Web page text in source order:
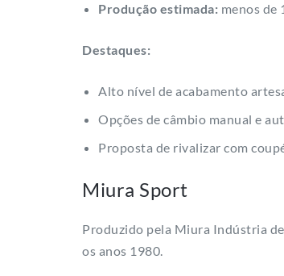
Produção estimada: menos de
Destaques:
Alto nível de acabamento
Opções de câmbio manual e
Proposta de rivalizar com
Miura Sport
Produzido pela Miura Indústria
os anos 1980.